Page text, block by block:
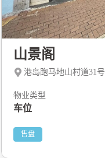
山景阁
港岛跑马地山村道31号
物业类型
车位
售盘